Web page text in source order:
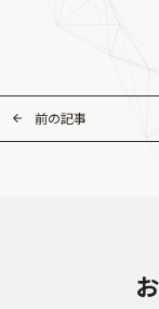
前の記事